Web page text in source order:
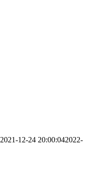
2021-12-24 20:00:042022-